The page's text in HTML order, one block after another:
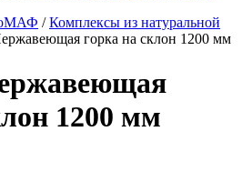
/Комплексы из натуральной
горка на склон 1200 мм
1200 мм